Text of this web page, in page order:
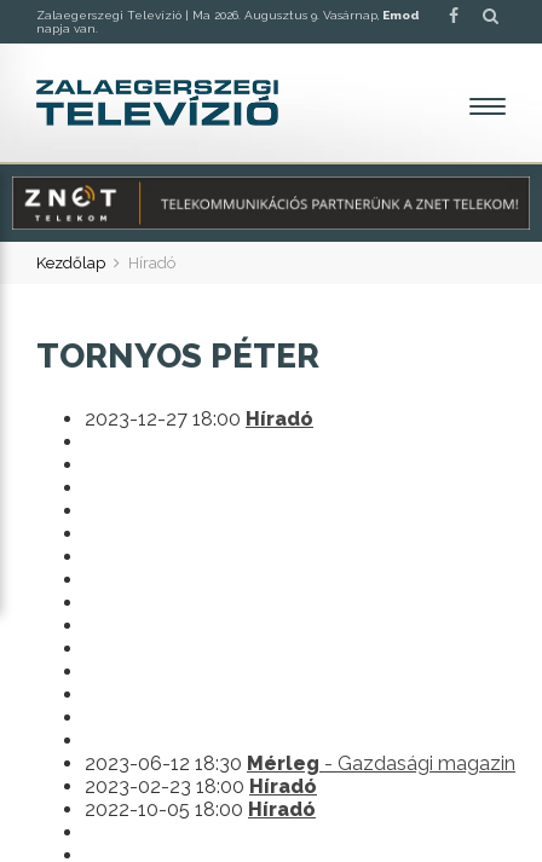
Zalaegerszegi Televízió | Ma 2026. Augusztus 9. Vasárnap, Emod
napja van.
Kezdőlap Híradó
TORNYOS PÉTER
2023-12-27 18:00 Híradó
2023-06-12 18:30 Mérleg - Gazdasági magazin
2023-02-23 18:00 Híradó
2022-10-05 18:00 Híradó